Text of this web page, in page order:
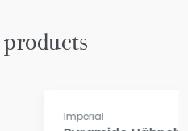
GEFLÜGEL